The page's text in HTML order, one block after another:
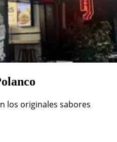
los originales sabores